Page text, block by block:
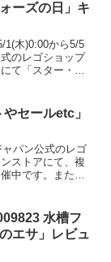
ーズの日」キ
1(木)0:00から5/5
のレゴショップ
て「スター・ウ
やセールetc」
パン公式のレゴ
ストアにて、複
中です。また、
トキャンペーン
水槽フ
エサ」レビュ